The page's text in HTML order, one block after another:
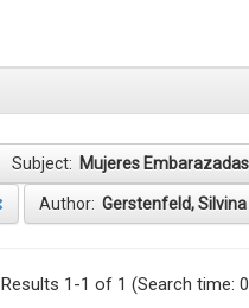
Subject: Mujeres Embarazadas
Author: Gerstenfeld, Silvina
Results 1-1 of 1 (Search time: